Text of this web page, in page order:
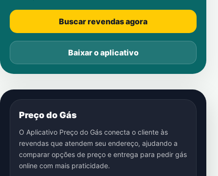
Buscar revendas agora
Baixar o aplicativo
Preço do Gás
O Aplicativo Preço do Gás conecta o cliente às
revendas que atendem seu endereço, ajudando a
comparar opções de preço e entrega para pedir gás
online com mais praticidade.